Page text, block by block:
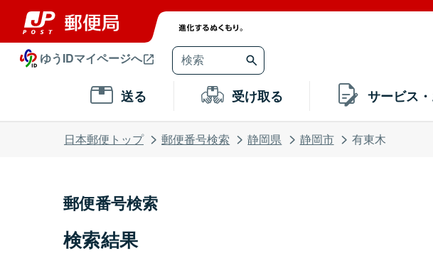
ゆうIDマイページへ
送る 受け取る サービス
日本郵便トップ 郵便番号検索 静岡県 静岡市 有東木
郵便番号検索
検索結果